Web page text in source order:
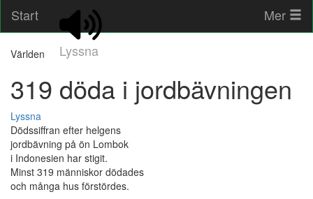
Start
Lyssna
Mer
Världen
319 döda i jordbävningen
Lyssna
Dödssiffran efter helgens
jordbävning på ön Lombok
i Indonesien har stigit.
Minst 319 människor dödades
och många hus förstördes.